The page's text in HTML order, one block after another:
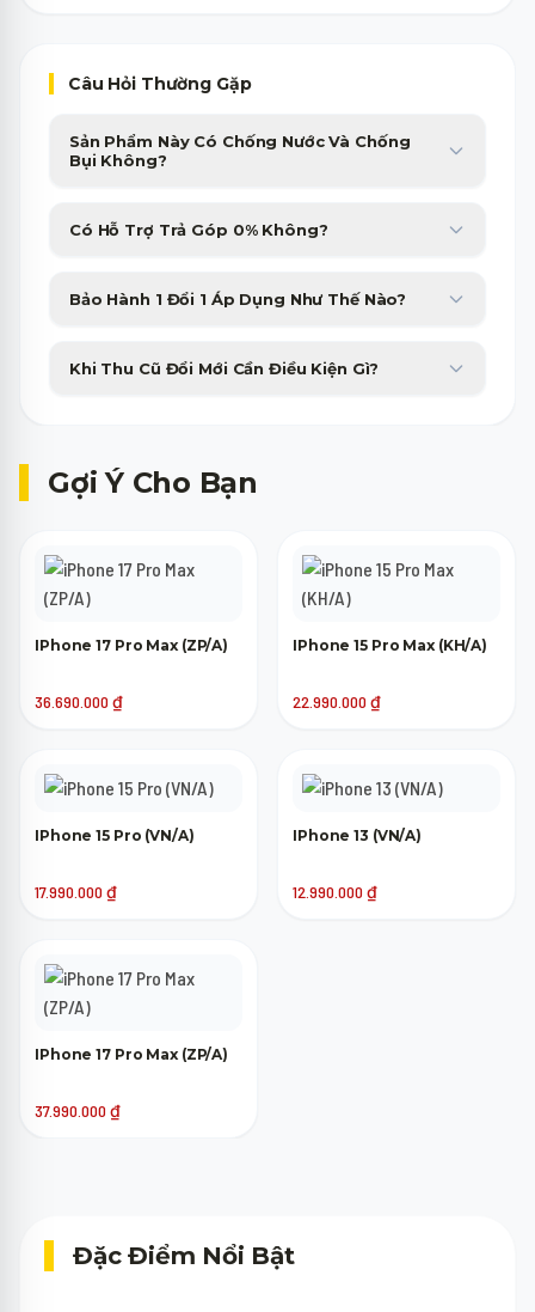
Câu Hỏi Thường Gặp
Sản Phẩm Này Có Chống Nước Và Chống
Bụi Không?
Sản phẩm được trang bị chuẩn chống nước, chống bụi cao cấp,
giúp bạn yên tâm sử dụng trong nhiều điều kiện thời tiết.
Có Hỗ Trợ Trả Góp 0% Không?
Minh Phát Mobile hỗ trợ trả góp 0% qua thẻ tín dụng và các
công ty tài chính với thủ tục duyệt nhanh gọn trong 15 phút.
Bảo Hành 1 Đổi 1 Áp Dụng Như Thế Nào?
Sản phẩm bị lỗi phần cứng từ nhà sản xuất sẽ được đổi máy mới
tương đương trong 30 ngày đầu tiên không tốn phí.
Khi Thu Cũ Đổi Mới Cần Điều Kiện Gì?
Gợi Ý Cho Bạn
IPhone 17 Pro Max (ZP/A)
36.690.000 ₫
IPhone 15 Pro Max (KH/A)
22.990.000 ₫
IPhone 15 Pro (VN/A)
17.990.000 ₫
IPhone 13 (VN/A)
12.990.000 ₫
IPhone 17 Pro Max (ZP/A)
37.990.000 ₫
Đặc Điểm Nổi Bật